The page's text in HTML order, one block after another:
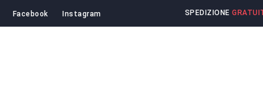
Facebook Instagram SPEDIZIONE